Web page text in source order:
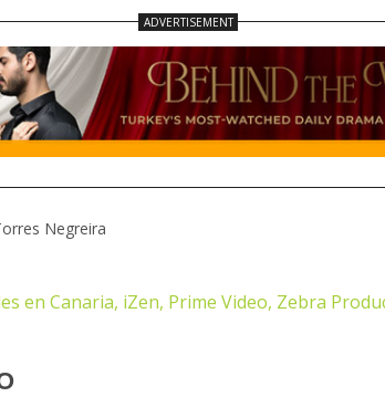
Negreira
en Canaria, iZen, Prime Video, Zebra